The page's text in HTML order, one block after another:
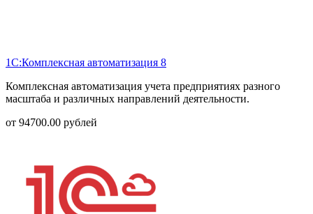
1С:Комплексная автоматизация 8
Комплексная автоматизация учета предприятиях разного
масштаба и различных направлений деятельности.
от 94700.00 рублей